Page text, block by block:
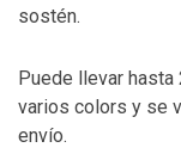
sostén.
Puede llevar
varios colors y se
envío.